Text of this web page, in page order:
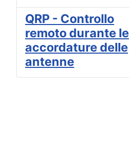
QRP - Controllo
remoto durante le
accordature delle
antenne